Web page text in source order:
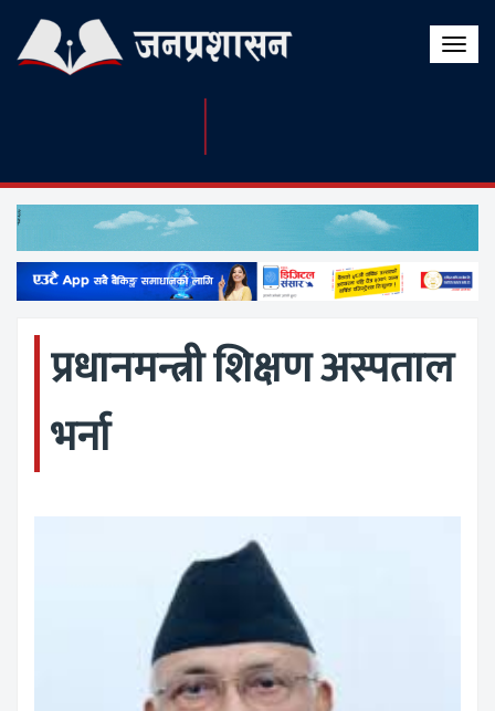
Toggle
प्रधानमन्त्री शिक्षण अस्पताल
भर्ना